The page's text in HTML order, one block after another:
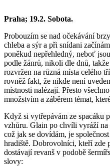
Praha; 19.2. Sobota.
Probouzím se nad očekávání
chleba a sýr a při snídani
poněkud nepřehledný, neboť
podle žánrů, nikoli dle dnů,
rozvržen na různá místa celého
rovněž fakt, že nikde není
místnosti nalézají. Přesto
množstvím a záběrem témat,
Když si vytřepávám ze spacáku
vzhůru. Glain po chvíli vyráží
což jak se dovídám, je
hradiště. Dobrovolníci, kteří zde
dostávají revanš v podobě
slovy: